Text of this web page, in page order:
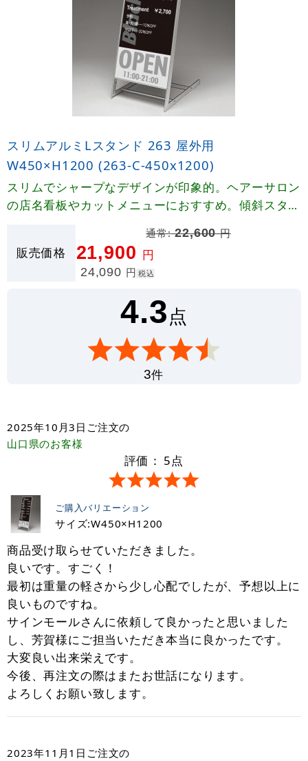
スリムアルミLスタンド 263 屋外用
W450×H1200 (263-C-450x1200)
スリムでシャープなデザインが印象的。ヘアーサロン
の店名看板やカットメニューにおすすめ。傾斜スタイ
販売価格
通常:22,600円
21,900 円
24,090 円 税込
4.3点
3件
2025年10月3日 ご注文の
山口県のお客様
評価： 5点
ご購入バリエーション
サイズ:W450×H1200
商品受け取らせていただきました。
良いです。すごく！
最初は重量の軽さから少し心配でしたが、予想以上に
良いものですね。
サインモールさんに依頼して良かったと思いました
し、芳賀様にご担当いただき本当に良かったです。
大変良い出来栄えです。
今後、再注文の際はまたお世話になります。
よろしくお願い致します。
2023年11月1日 ご注文の